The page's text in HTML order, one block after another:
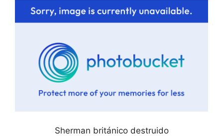
Sherman británico destruido